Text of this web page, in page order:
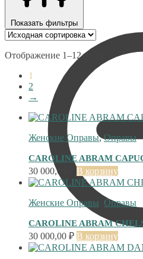
Войти
Показать фильтры
Отображение 1–12 из 21
1
2
→
Женские Оправы,Оправы
CAROLINE ABRAM
30 000,00 В корзину
Женские Оправы Оправы
CAROLINE ABRAM
30 000,00 ₽ В корзину